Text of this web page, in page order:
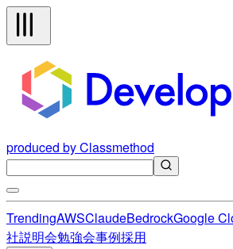
produced by Classmethod
TrendingAWSClaudeBedrockGoogle
社説明会勉強会事例採用